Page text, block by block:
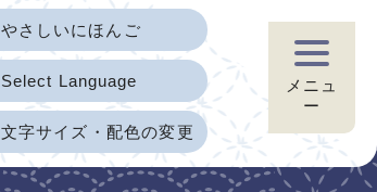
やさしいにほんご
Select Language
文字サイズ・配色の変更
メニュ
ー